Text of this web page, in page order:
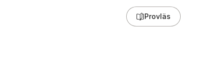
Provläs